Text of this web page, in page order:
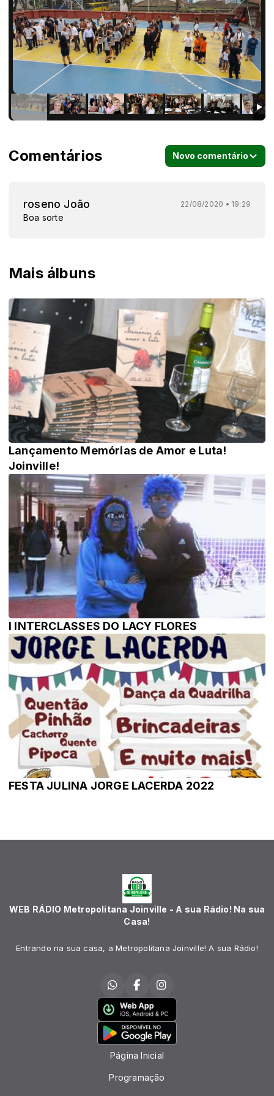
Mais álbuns
Lançamento Memórias de Amor e Luta!
Joinville!
I INTERCLASSES DO LACY FLORES
FESTA JULINA JORGE LACERDA 2022
Comentários Novo comentário
Boa sorte
roseno João 22/08/2020 • 19:29
WEB RÁDIO Metropolitana Joinville - A sua Rádio! Na sua
Casa!
Entrando na sua casa, a Metropolitana Joinville! A sua Rádio!
Página Inicial
Programação